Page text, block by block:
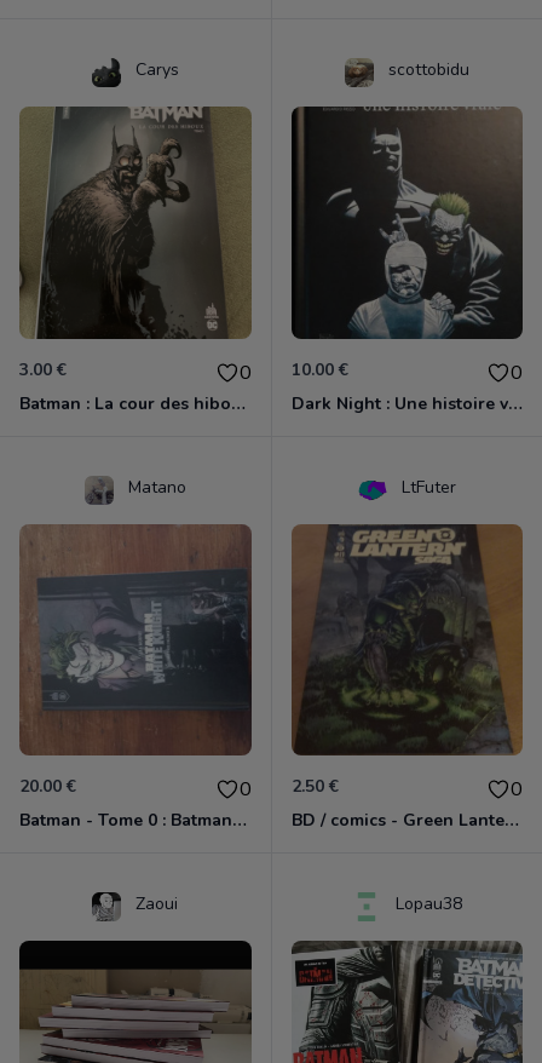
Carys
3.00 € 0
Batman : La cour des hiboux - Tome 1
scottobidu
10.00 € 0
Dark Night : Une histoire vraie
Matano
20.00 € 0
Batman - Tome 0 : Batman White Knight - Tome 0
LtFuter
2.50 € 0
BD / comics - Green Lantern Saga #11
Zaoui Lopau38